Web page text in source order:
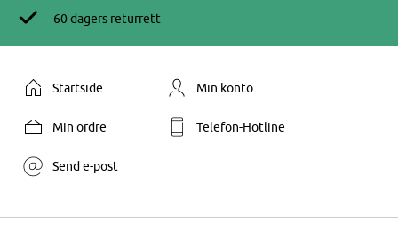
60 dagers returrett
Startside Min konto
Min ordre Telefon-Hotline
Send e-post